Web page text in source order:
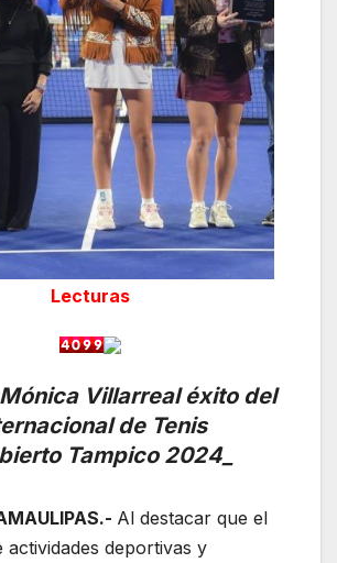
Lecturas
Mónica Villarreal éxito del
de Tenis
Tampico 2024_
Al destacar que el
actividades deportivas y